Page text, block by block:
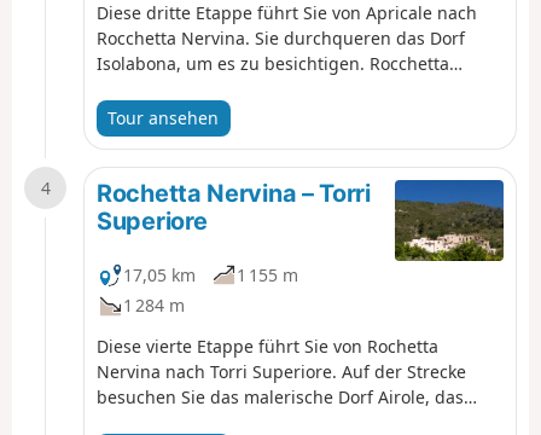
Diese dritte Etappe führt Sie von Apricale nach
Rocchetta Nervina. Sie durchqueren das Dorf
Isolabona, um es zu besichtigen. Rocchetta
Erscheinungsbild und seine Verteidigungsanlage
mit ihren beiden Brücken, die das Dorf mit der
Straße verbinden, vollständig bewahrt.
Tour ansehen
4
Rochetta Nervina – Torri
Superiore
17,05 km
1 155 m
1 284 m
Diese vierte Etappe führt Sie von Rochetta
Nervina nach Torri Superiore. Auf der Strecke
besuchen Sie das malerische Dorf Airole, das